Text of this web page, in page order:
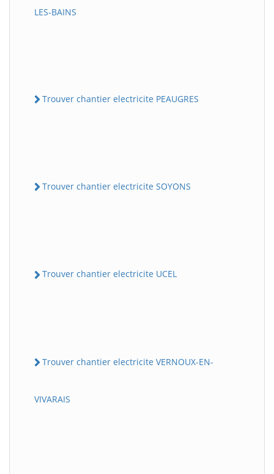
LES-BAINS
Trouver chantier electricite PEAUGRES
Trouver chantier electricite SOYONS
Trouver chantier electricite UCEL
Trouver chantier electricite VERNOUX-EN-
VIVARAIS